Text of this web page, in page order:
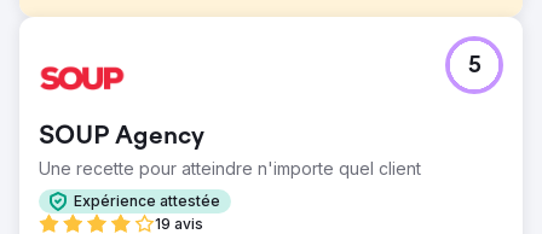
PIA Select, une société de solutions d'assurance, aspire à
fournir des produits d'assurance de premier ordre et à
leur présence en ligne ne reflètent pas cet objectif ; le
logo et le site Web ne correspondent pas aux valeurs et
à la personnalité de l'entreprise.
Solution
SOUP Agency
Une recette pour atteindre n'importe quel client
Expérience attestée
19 avis
5